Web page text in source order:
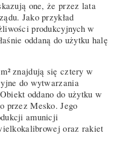
one, że przez lata
Jako przykład
produkcyjnych w
oddaną do użytku halę
znajdują się cztery w
do wytwarzania
oddano do użytku w
przez Mesko. Jego
amunicji
oraz rakiet